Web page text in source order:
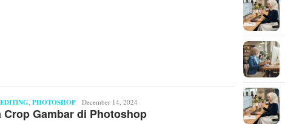
EDITING PHOTOSHOP Mita
Mellinda
December 14, 2024
Crop Gambar di Photoshop